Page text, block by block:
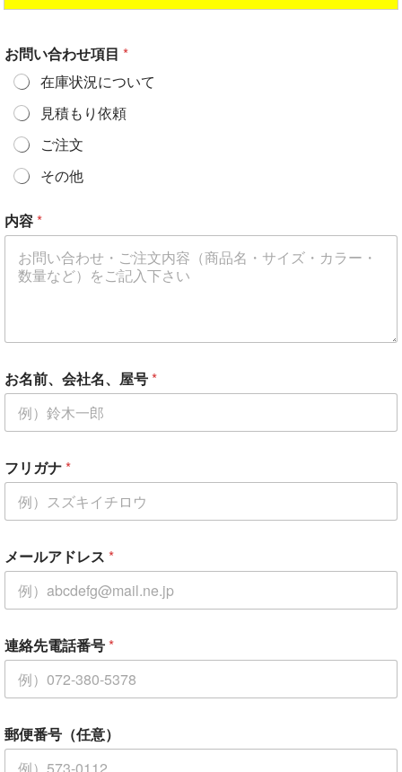
お問い合わせ項目 *
在庫状況について
見積もり依頼
ご注文
その他
内容*
お名前、会社名、屋号*
フリガナ*
メールアドレス *
連絡先電話番号*
郵便番号（任意）